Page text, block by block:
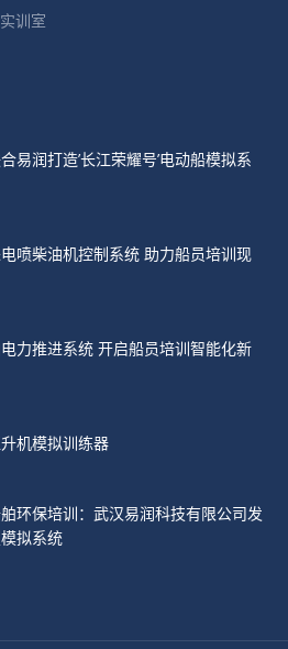
训室
易润打造’长江荣耀号’电动船模拟系
喷柴油机控制系统 助力船员培训现
力推进系统 开启船员培训智能化新
机模拟训练器
环保培训：武汉易润科技有限公司发
拟系统